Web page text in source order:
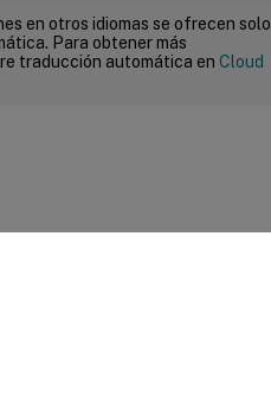
en otros idiomas se ofrecen solo
Para obtener más
traducción automática en Cloud